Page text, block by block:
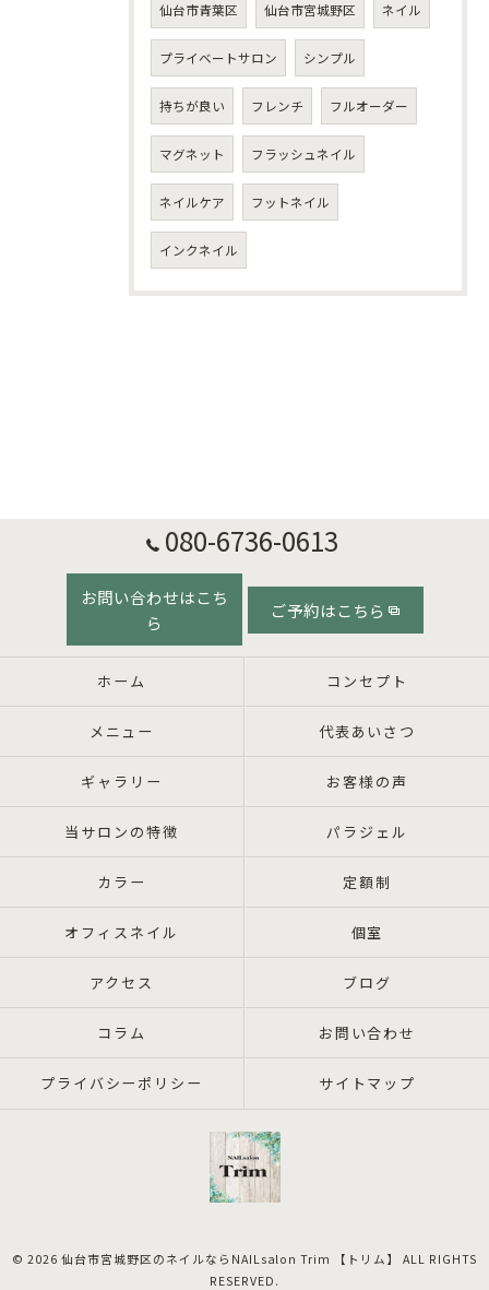
仙台市青葉区 仙台市宮城野区 ネイル
プライベートサロン シンプル
持ちが良い フレンチ フルオーダー
マグネット フラッシュネイル
ネイルケア フットネイル
インクネイル
080-6736-0613
お問い合わせはこち
ら
ご予約はこちら
ホーム コンセプト
メニュー 代表あいさつ
ギャラリー お客様の声
当サロンの特徴 パラジェル
カラー 定額制
オフィスネイル 個室
アクセス ブログ
コラム お問い合わせ
プライバシーポリシー サイトマップ
© 2026 仙台市宮城野区のネイルならNAILsalon Trim 【トリム】 ALL RIGHTS
RESERVED.